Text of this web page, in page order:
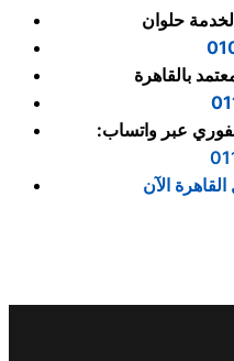
عبر واتساب:
الآن